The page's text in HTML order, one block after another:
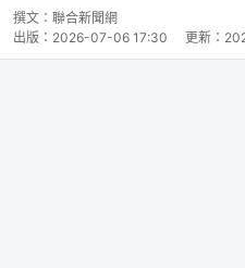
撰文： 聯合新聞網
出版： 2026-07-06 17:30 更新：